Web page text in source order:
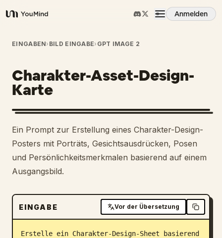
YouMind
Anmelden
Übersicht
Anwendungsfälle
Fähigkeiten
Prompts
Preise
Download
EINGABEN› BILD EINGABE› GPT IMAGE 2
Charakter-Asset-Design-
Karte
Ein Prompt zur Erstellung eines Charakter-Design-
Posters mit Porträts, Gesichtsausdrücken, Posen
und Persönlichkeitsmerkmalen basierend auf einem
Ausgangsbild.
EINGABE Vor der Übersetzung
Erstelle ein Charakter-Design-Sheet basierend